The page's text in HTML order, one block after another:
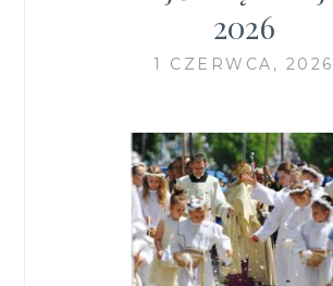
2026
1 CZERWCA, 2026